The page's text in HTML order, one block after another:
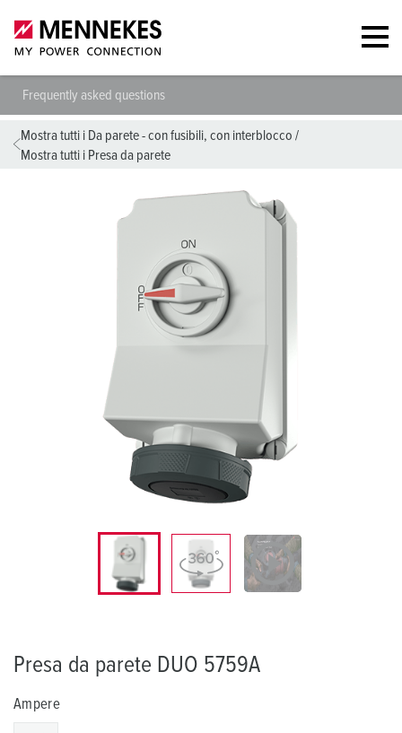
Frequently asked questions
Mostra tutti i Da parete - con fusibili, con interblocco /
Mostra tutti i Presa da parete
Presa da parete DUO 5759A
Ampere